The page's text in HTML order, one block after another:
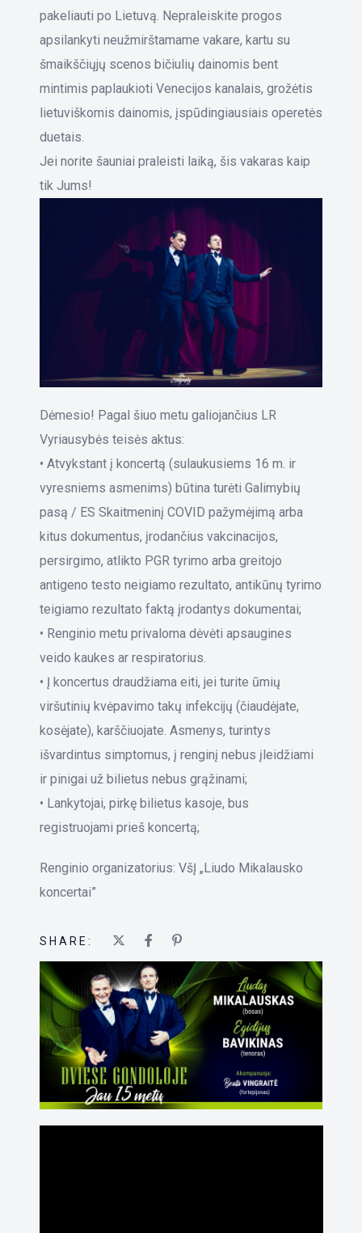
pakeliauti po Lietuvą. Nepraleiskite progos
apsilankyti neužmirštamame vakare, kartu su
šmaikščiųjų scenos bičiulių dainomis bent
mintimis paplaukioti Venecijos kanalais, grožėtis
lietuviškomis dainomis, įspūdingiausiais operetės
duetais.
Jei norite šauniai praleisti laiką, šis vakaras kaip
tik Jums!
Dėmesio! Pagal šiuo metu galiojančius LR
Vyriausybės teisės aktus:
• Atvykstant į koncertą (sulaukusiems 16 m. ir
vyresniems asmenims) būtina turėti Galimybių
pasą / ES Skaitmeninį COVID pažymėjimą arba
kitus dokumentus, įrodančius vakcinacijos,
persirgimo, atlikto PGR tyrimo arba greitojo
antigeno testo neigiamo rezultato, antikūnų tyrimo
teigiamo rezultato faktą įrodantys dokumentai;
• Renginio metu privaloma dėvėti apsaugines
veido kaukes ar respiratorius.
• Į koncertus draudžiama eiti, jei turite ūmių
viršutinių kvėpavimo takų infekcijų (čiaudėjate,
kosėjate), karščiuojate. Asmenys, turintys
išvardintus simptomus, į renginį nebus įleidžiami
ir pinigai už bilietus nebus grąžinami;
• Lankytojai, pirkę bilietus kasoje, bus
registruojami prieš koncertą;
Renginio organizatorius: VšĮ „Liudo Mikalausko
koncertai”
SHARE: